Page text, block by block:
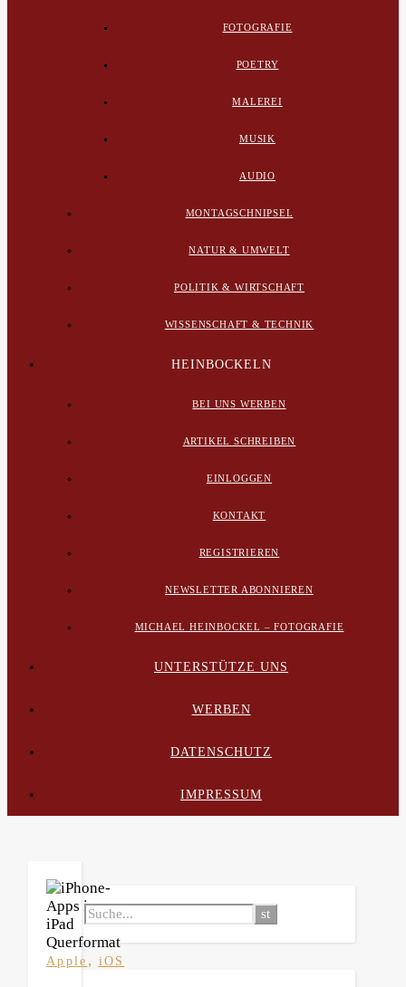
FOTOGRAFIE
POETRY
MALEREI
MUSIK
AUDIO
MONTAGSCHNIPSEL
NATUR & UMWELT
POLITIK & WIRTSCHAFT
WISSENSCHAFT & TECHNIK
HEINBOCKELN
BEI UNS WERBEN
ARTIKEL SCHREIBEN
EINLOGGEN
KONTAKT
REGISTRIEREN
NEWSLETTER ABONNIEREN
MICHAEL HEINBOCKEL – FOTOGRAFIE
UNTERSTÜTZE UNS
WERBEN
DATENSCHUTZ
IMPRESSUM
Apple , iOS